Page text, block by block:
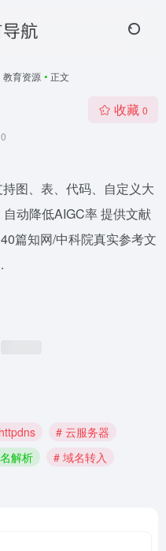
教育资源 • 正文
0
收藏 0
图、表、代码、自定义大
动降低AIGC率 提供文献
篇知网/中科院真实参考文
# 云服务器
解析
# 域名转入